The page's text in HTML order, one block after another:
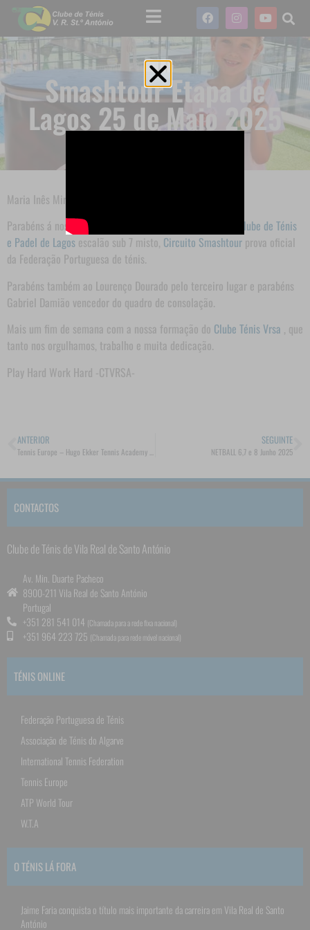
Smashtour Etapa de
Lagos 25 de Maio 2025
Maria Inês Miranda 2a classificada em Lagos !!
Parabéns á nossa atleta do
Clube de Ténis
e Padel de Lagos escalão sub 7 misto, Circuito Smashtour prova oficial
da Federação Portuguesa de ténis.
Parabéns também ao Lourenço Dourado pelo terceiro lugar e parabéns
Gabriel Damião vencedor do quadro de consolação.
Mais um fim de semana com a nossa formação do Clube Ténis Vrsa , que
tanto nos orgulhamos, trabalho e muita dedicação.
Play Hard Work Hard -CTVRSA-
ANTERIOR SEGUINTE
NETBALL 6,7 e 8 Junho 2025
CONTACTOS
Clube de Ténis de Vila Real de Santo António
Av. Min. Duarte Pacheco
8900-211 Vila Real de Santo António
Portugal
+351 281 541 014 (Chamada para a rede fixa nacional)
+351 964 223 725 (Chamada para rede móvel nacional)
TÉNIS ONLINE
Federação Portuguesa de Ténis
Associação de Ténis do Algarve
International Tennis Federation
Tennis Europe
ATP World Tour
W.T.A
O TÉNIS LÁ FORA
Jaime Faria conquista o título mais importante da carreira em Vila Real de Santo
António